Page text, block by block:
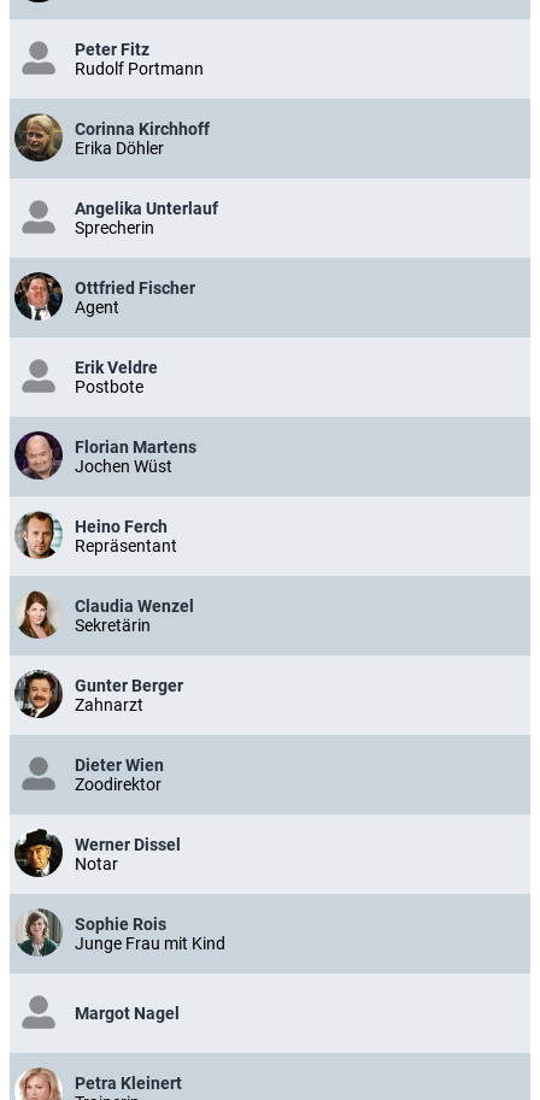
Peter Fitz
Rudolf Portmann
Corinna Kirchhoff
Erika Döhler
Angelika Unterlauf
Sprecherin
Ottfried Fischer
Agent
Erik Veldre
Postbote
Florian Martens
Jochen Wüst
Heino Ferch
Repräsentant
Claudia Wenzel
Sekretärin
Gunter Berger
Zahnarzt
Dieter Wien
Zoodirektor
Werner Dissel
Notar
Sophie Rois
Junge Frau mit Kind
Margot Nagel
Petra Kleinert